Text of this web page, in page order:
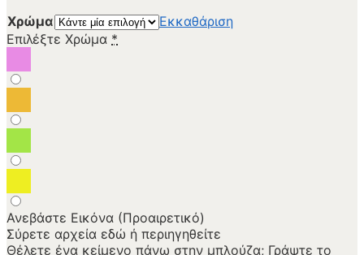
Χρώμα
Εκκαθάριση
Επιλέξτε Χρώμα *
Ανεβάστε Εικόνα (Προαιρετικό)
Σύρετε αρχεία εδώ ή περιηγηθείτε
Θέλετε ένα κείμενο πάνω στην μπλούζα; Γράψτε το